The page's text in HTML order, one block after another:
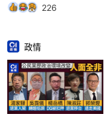
226
政情